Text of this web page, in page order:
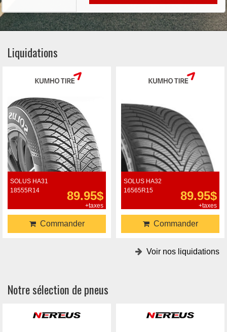
Liquidations
SOLUS HA31
18555R14
89.95$
+taxes
Commander
SOLUS HA32
16565R15
89.95$
+taxes
Commander
Voir nos liquidations
Notre sélection de pneus